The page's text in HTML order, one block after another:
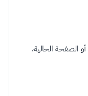
الصفحة الحالية،